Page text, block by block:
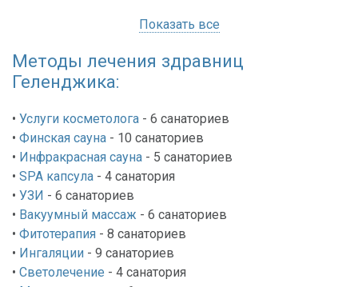
Показать все
Методы лечения здравниц
Геленджика:
• Услуги косметолога - 6 санаториев
• Финская сауна - 10 санаториев
• Инфракрасная сауна - 5 санаториев
• SPA капсула - 4 санатория
• УЗИ - 6 санаториев
• Вакуумный массаж - 6 санаториев
• Фитотерапия - 8 санаториев
• Ингаляции - 9 санаториев
• Светолечение - 4 санатория